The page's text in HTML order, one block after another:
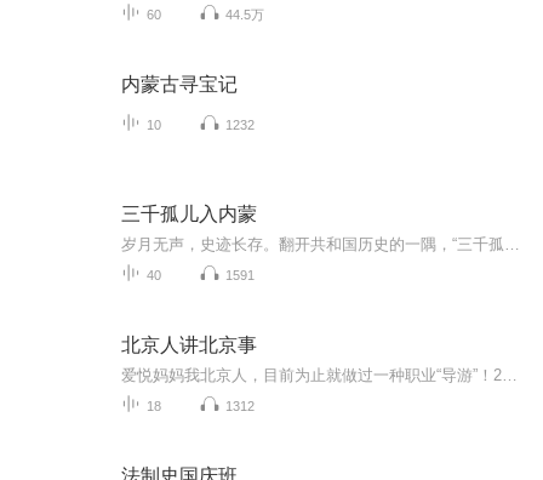
60 44.5万
内蒙古寻宝记
10 1232
三千孤儿入内蒙
40 1591
北京人讲北京事
18 1312
法制史国庆班